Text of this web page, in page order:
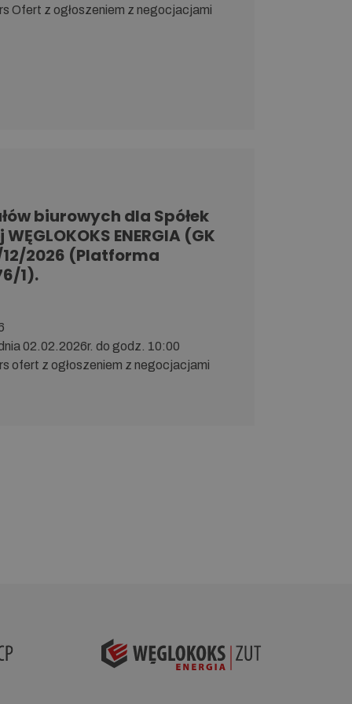
Ofert z ogłoszeniem z negocjacjami
biurowych dla Spółek
ENERGIA (GK
12/2026 (Platforma
1).
02.02.2026r. do godz. 10:00
ofert z ogłoszeniem z negocjacjami